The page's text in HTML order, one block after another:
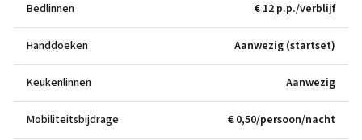
Bedlinnen € 12 p.p./verblijf
Handdoeken Aanwezig (startset)
Keukenlinnen Aanwezig
Mobiliteitsbijdrage € 0,50/persoon/nacht